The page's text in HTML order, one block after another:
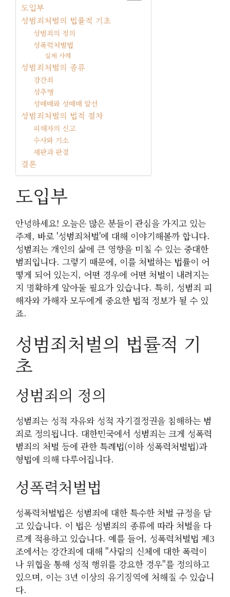
도입부
성범죄처벌의 법률적 기초
성범죄의 정의
성폭력처벌법
실제 사례
성범죄처벌의 종류
강간죄
성추행
성매매와 성매매 알선
성범죄처벌의 법적 절차
피해자의 신고
수사와 기소
재판과 판결
결론
도입부
안녕하세요! 오늘은 많은 분들이 관심을 가지고 있는
주제, 바로 '성범죄처벌'에 대해 이야기해볼까 합니다.
성범죄는 개인의 삶에 큰 영향을 미칠 수 있는 중대한
범죄입니다. 그렇기 때문에, 이를 처벌하는 법률이 어
떻게 되어 있는지, 어떤 경우에 어떤 처벌이 내려지는
지 명확하게 알아둘 필요가 있습니다. 특히, 성범죄 피
해자와 가해자 모두에게 중요한 법적 정보가 될 수 있
죠.
성범죄처벌의 법률적 기
초
성범죄의 정의
성범죄는 성적 자유와 성적 자기결정권을 침해하는 범
죄로 정의됩니다. 대한민국에서 성범죄는 크게 성폭력
범죄의 처벌 등에 관한 특례법(이하 성폭력처벌법)과
형법에 의해 다루어집니다.
성폭력처벌법
성폭력처벌법은 성범죄에 대한 특수한 처벌 규정을 담
고 있습니다. 이 법은 성범죄의 종류에 따라 처벌을 다
르게 적용하고 있습니다. 예를 들어, 성폭력처벌법 제3
조에서는 강간죄에 대해 "사람의 신체에 대한 폭력이
나 위협을 통해 성적 행위를 강요한 경우"를 정의하고
있으며, 이는 3년 이상의 유기징역에 처해질 수 있습니
다.